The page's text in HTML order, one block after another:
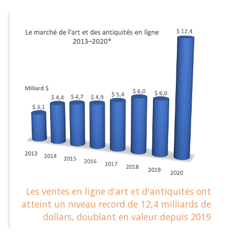
Les ventes en ligne d'art et d'antiquités ont
atteint un niveau record de 12,4 milliards de
dollars, doublant en valeur depuis 2019